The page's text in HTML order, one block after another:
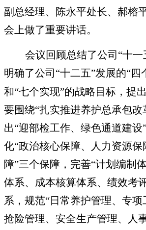
副总经理、陈永平处长、郝榕
会上做了重要讲话。
会议回顾总结了公司“十一
明确了公司“十二五”发展的“四
和“七个实现”的战略目标，提出
要围绕“扎实推进养护总承包改
出“迎部检工作、绿色通道建设
化“政治核心保障、人力资源
障”三个保障，完善“计划编制
体系、成本核算体系、绩效考
系，规范“日常养护管理、专
抢险管理、安全生产管理、人